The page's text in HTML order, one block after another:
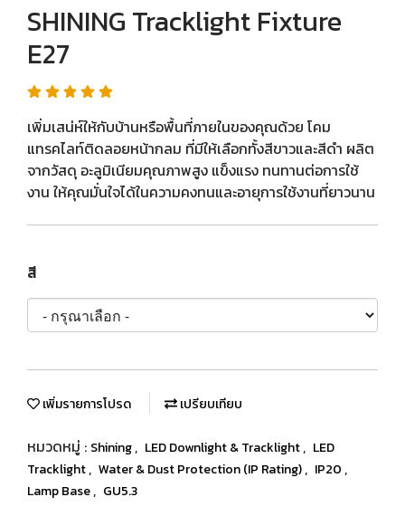
SHINING Tracklight Fixture
E27
เพิ่มเสน่ห์ให้กับบ้านหรือพื้นที่ภายในของคุณด้วย โคม
แทรคไลท์ติดลอยหน้ากลม ที่มีให้เลือกทั้งสีขาวและสีดำ ผลิต
จากวัสดุ อะลูมิเนียมคุณภาพสูง แข็งแรง ทนทานต่อการใช้
งาน ให้คุณมั่นใจได้ในความคงทนและอายุการใช้งานที่ยาวนาน
สี
เพิ่มรายการโปรด เปรียบเทียบ
หมวดหมู่ : Shining, LED Downlight & Tracklight, LED
Tracklight, Water & Dust Protection (IP Rating), IP20 ,
Lamp Base, GU5.3